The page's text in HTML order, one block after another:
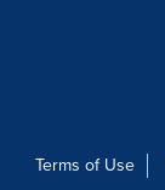
Terms of Use